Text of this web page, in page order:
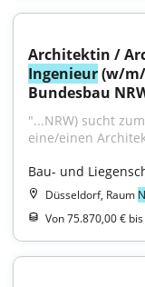
Architektin /
Ingenieur (w/
Bundesbau
"...NRW) sucht
eine/einen
Bau- und
Düsseldorf, Raum
Von 75.870,00 €